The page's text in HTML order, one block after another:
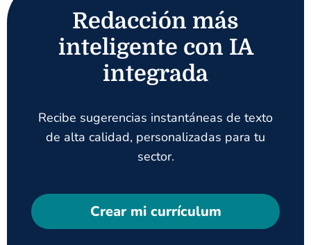
Redacción más
inteligente con IA
integrada
Recibe sugerencias instantáneas de texto
de alta calidad, personalizadas para tu
sector.
Crear mi currículum